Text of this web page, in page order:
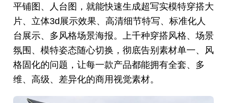
平铺图、人台图，就能快速生成超写实模特穿搭大
片、立体3d展示效果、高清细节特写、标准化人
台展示、多风格场景海报。上千种穿搭风格、场景
氛围、模特姿态随心切换，彻底告别素材单一、风
格固化的问题，让每一款产品都能拥有全套、多
维、高级、差异化的商用视觉素材。